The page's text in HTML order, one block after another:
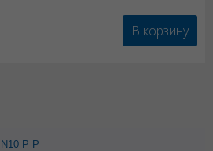
В корзину
Р-Р